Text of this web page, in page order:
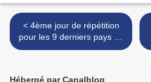
< 4ème jour de répétition
pour les 9 derniers pays de
la deuxième demi-finale
Hébergé par Canalblog